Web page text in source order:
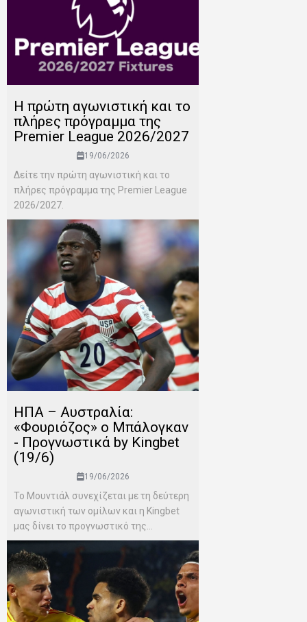
H πρώτη αγωνιστική και το
πλήρες πρόγραμμα της
Premier League 2026/2027
19/06/2026
Δείτε την πρώτη αγωνιστική και το
πλήρες πρόγραμμα της Premier League
2026/2027.
ΗΠΑ – Αυστραλία:
«Φουριόζος» ο Μπάλογκαν
- Προγνωστικά by Kingbet
(19/6)
19/06/2026
Το Μουντιάλ συνεχίζεται με τη δεύτερη
αγωνιστική των ομίλων και η Kingbet
μας δίνει το προγνωστικό της...